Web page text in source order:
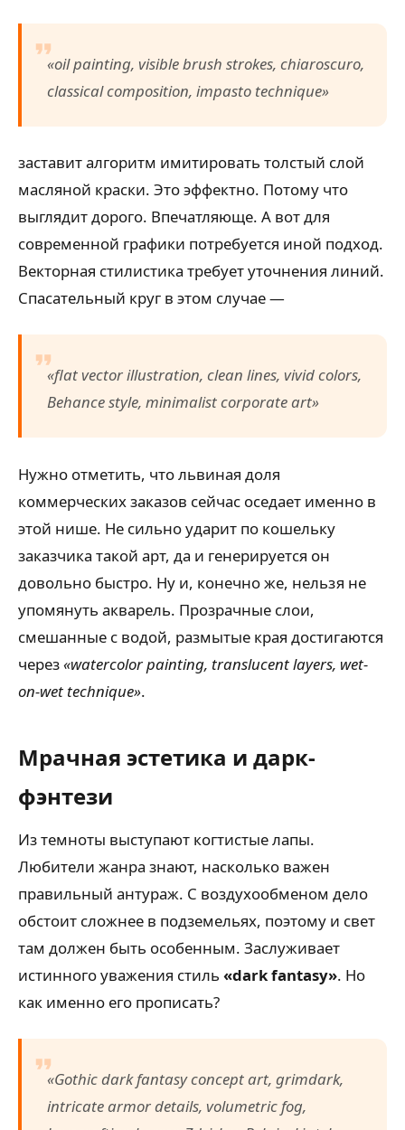
«oil painting, visible brush strokes, chiaroscuro,
classical composition, impasto technique»
заставит алгоритм имитировать толстый слой
масляной краски. Это эффектно. Потому что
выглядит дорого. Впечатляюще. А вот для
современной графики потребуется иной подход.
Векторная стилистика требует уточнения линий.
Спасательный круг в этом случае —
«flat vector illustration, clean lines, vivid colors,
Behance style, minimalist corporate art»
Нужно отметить, что львиная доля
коммерческих заказов сейчас оседает именно в
этой нише. Не сильно ударит по кошельку
заказчика такой арт, да и генерируется он
довольно быстро. Ну и, конечно же, нельзя не
упомянуть акварель. Прозрачные слои,
смешанные с водой, размытые края достигаются
через«watercolor painting, translucent layers, wet-
on-wet technique».
Мрачная эстетика и дарк-
фэнтези
Из темноты выступают когтистые лапы.
Любители жанра знают, насколько важен
правильный антураж. С воздухообменом дело
обстоит сложнее в подземельях, поэтому и свет
там должен быть особенным. Заслуживает
истинного уважения стиль «dark fantasy». Но
как именно его прописать?
«Gothic dark fantasy concept art, grimdark,
intricate armor details, volumetric fog,